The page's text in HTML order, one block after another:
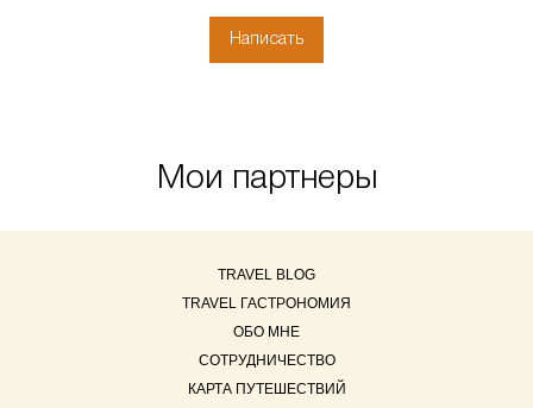
Мои партнеры
TRAVEL BLOG
TRAVEL ГАСТРОНОМИЯ
ОБО МНЕ
СОТРУДНИЧЕСТВО
КАРТА ПУТЕШЕСТВИЙ